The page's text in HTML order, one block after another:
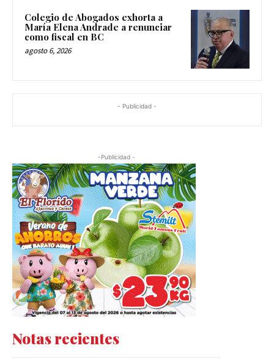
Colegio de Abogados exhorta a
María Elena Andrade a renunciar
como fiscal en BC
agosto 6, 2026
- Publicidad -
-Publicidad -
Notas recientes